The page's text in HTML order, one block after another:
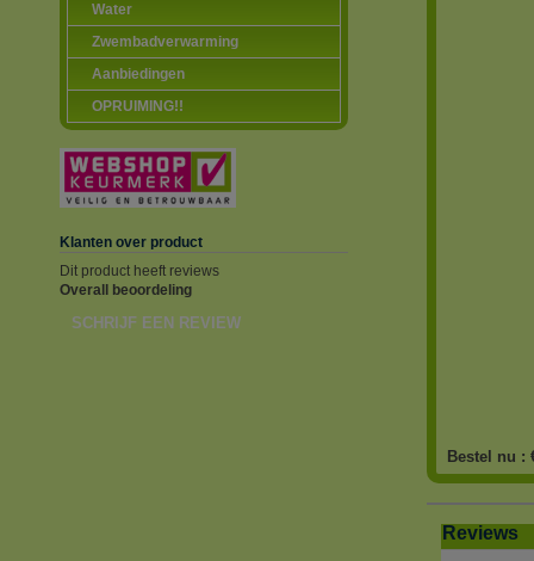
Water
Zwembadverwarming
Aanbiedingen
OPRUIMING!!
Klanten over product
Dit product heeft reviews
Overall beoordeling
SCHRIJF EEN REVIEW
Bestel nu :
Reviews